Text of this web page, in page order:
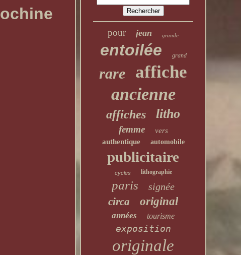
pour jean grande
entoilée grand
rare affiche
ancienne
affiches litho
femme
vers
authentique
automobile
publicitaire
cycles lithographie
paris signée
circa original
années tourisme
exposition
originale